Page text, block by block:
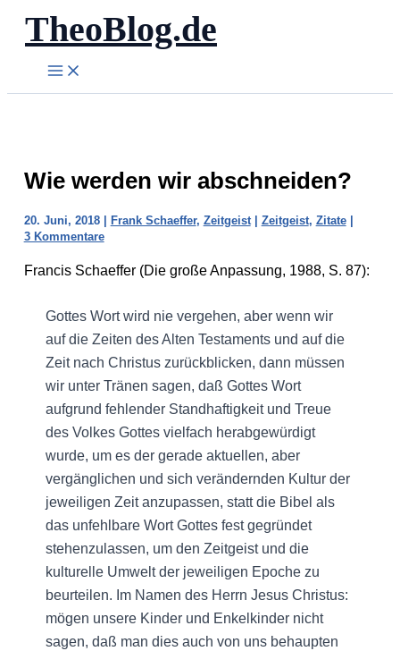
Zum
Inhalt
springen
TheoBlog.de
Wie werden wir abschneiden?
20. Juni, 2018 | Frank Schaeffer, Zeitgeist| Zeitgeist, Zitate|
3 Kommentare
Francis Schaeffer (Die große Anpassung, 1988, S. 87):
Gottes Wort wird nie vergehen, aber wenn wir
auf die Zeiten des Alten Testaments und auf die
Zeit nach Christus zurückblicken, dann müssen
wir unter Tränen sagen, daß Gottes Wort
aufgrund fehlender Standhaftigkeit und Treue
des Volkes Gottes vielfach herabgewürdigt
wurde, um es der gerade aktuellen, aber
vergänglichen und sich verändernden Kultur der
jeweiligen Zeit anzupassen, statt die Bibel als
das unfehlbare Wort Gottes fest gegründet
stehenzulassen, um den Zeitgeist und die
kulturelle Umwelt der jeweiligen Epoche zu
beurteilen. Im Namen des Herrn Jesus Christus:
mögen unsere Kinder und Enkelkinder nicht
sagen, daß man dies auch von uns behaupten